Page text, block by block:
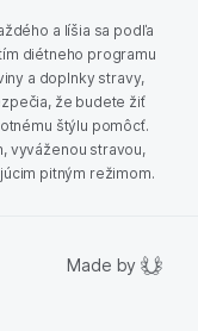
a líšia sa podľa
diétneho programu
a doplnky stravy,
že budete žiť
štýlu pomôcť.
vyváženou stravou,
pitným režimom.
Made by